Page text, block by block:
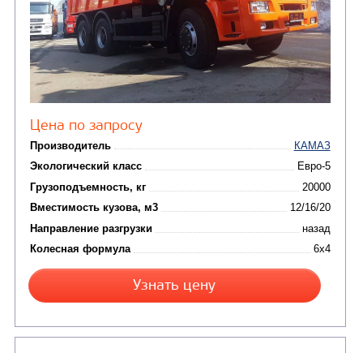
АВТОБУСЫ
Вахтовые автобусы (3)
АВТОЦИСТЕРНЫ
CHAMELEON (г. Егорьевск)
Молоковозы, водовозы
Автогудронаторы (8)
КОММУНАЛЬНАЯ
ТЕХНИКА
Комбинированные
машины
Илососные машины
Каналопромывочные
Комбинированные
Мусоровозы